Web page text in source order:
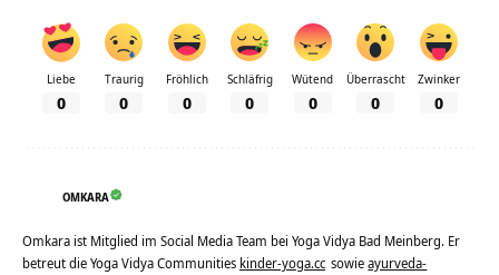
Liebe
0
Traurig
0
Fröhlich
0
Schläfrig
0
Wütend
0
Überrascht
0
Zwinker
0
OMKARA
Omkara ist Mitglied im Social Media Team bei Yoga Vidya Bad Meinberg. Er
betreut die Yoga Vidya Communities kinder-yoga.cc sowieayurveda-